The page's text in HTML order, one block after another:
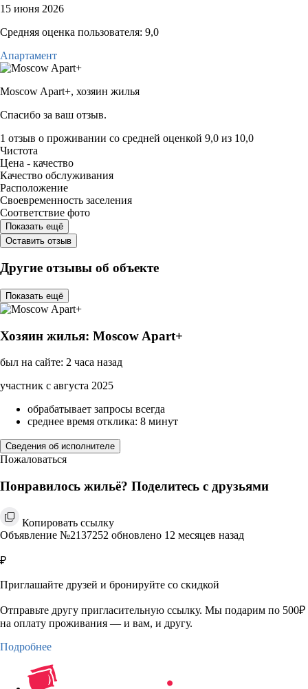
15 июня 2026
Средняя оценка пользователя: 9,0
Апартамент
Moscow Apart+, хозяин жилья
Спасибо за ваш отзыв.
1 отзыв о проживании со средней оценкой 9,0 из 10,0
Чистота
Цена - качество
Качество обслуживания
Расположение
Своевременность заселения
Соответствие фото
Показать ещё
Оставить отзыв
Другие отзывы об объекте
Показать ещё
Хозяин жилья: Moscow Apart+
был на сайте: 2 часа назад
участник с августа 2025
обрабатывает запросы всегда
среднее время отклика: 8 минут
Сведения об исполнителе
Пожаловаться
Понравилось жильё? Поделитесь с друзьями
Копировать ссылку
Объявление №2137252 обновлено 12 месяцев назад
₽
Приглашайте друзей и бронируйте со скидкой
Отправьте другу пригласительную ссылку. Мы подарим по 500₽
на оплату проживания — и вам, и другу.
Подробнее